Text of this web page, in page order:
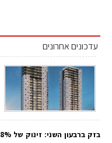
עדכונים אחרונים